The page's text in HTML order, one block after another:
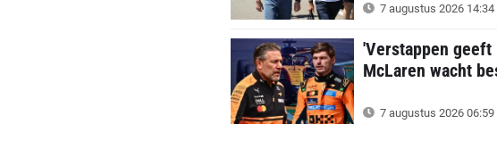
7 augustus 2026 14:34
'Verstappen geeft
McLaren wacht
7 augustus 2026 06:59